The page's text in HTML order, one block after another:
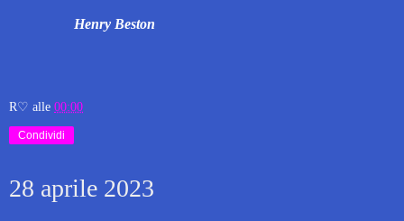
Henry Beston
R♡ alle 00:00
Condividi
28 aprile 2023